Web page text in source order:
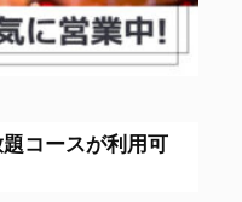
コースが利用可